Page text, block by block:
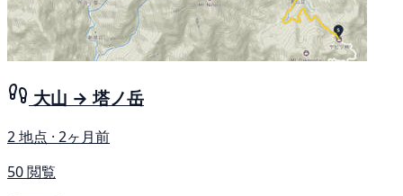
大山 → 塔ノ岳
2 地点 · 2ヶ月前
50 閲覧